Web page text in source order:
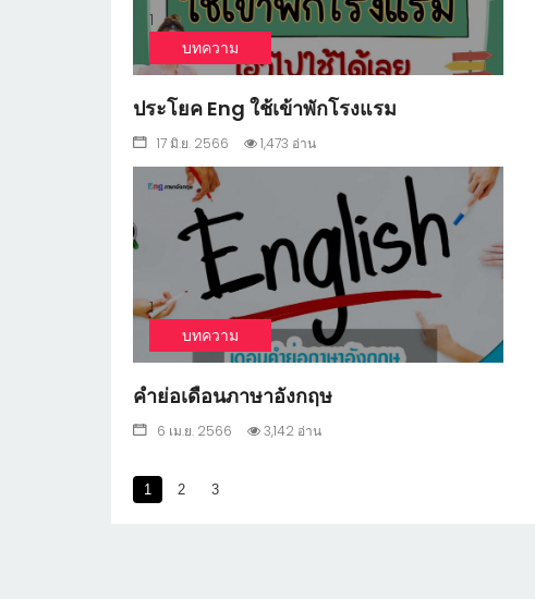
1
บทความ
ประโยค Eng ใช้เข้าพักโรงแรม
17 มิ.ย. 2566 1,473 อ่าน
1
บทความ
คำย่อเดือนภาษาอังกฤษ
6 เม.ย. 2566 3,142 อ่าน
1 2 3